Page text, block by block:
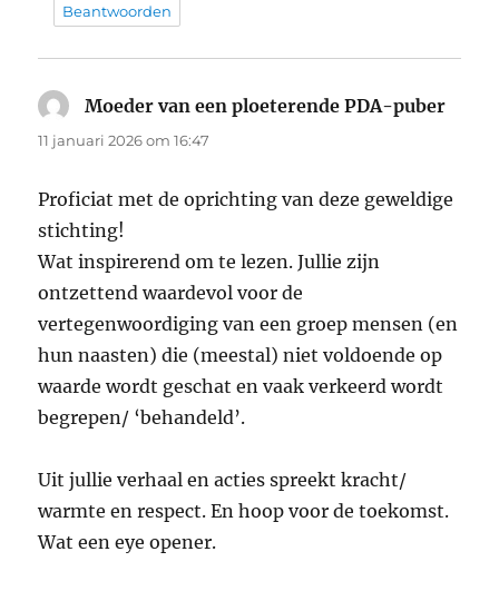
Beantwoorden
Moeder van een ploeterende PDA-puber
11 januari 2026 om 16:47
Proficiat met de oprichting van deze geweldige
stichting!
Wat inspirerend om te lezen. Jullie zijn
ontzettend waardevol voor de
vertegenwoordiging van een groep mensen (en
hun naasten) die (meestal) niet voldoende op
waarde wordt geschat en vaak verkeerd wordt
begrepen/ ‘behandeld’.
Uit jullie verhaal en acties spreekt kracht/
warmte en respect. En hoop voor de toekomst.
Wat een eye opener.